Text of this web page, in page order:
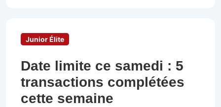
Junior Élite
Date limite ce samedi : 5
transactions complétées
cette semaine